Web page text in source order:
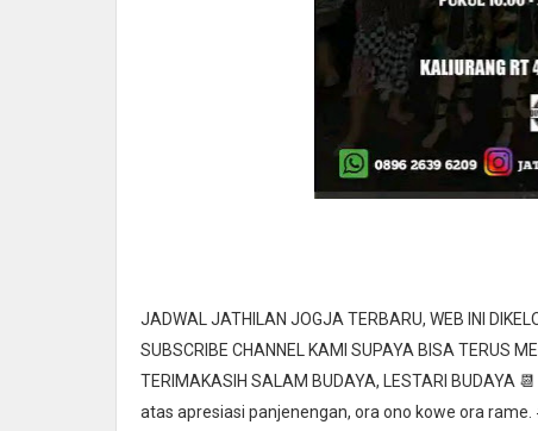
JADWAL JATHILAN JOGJA TERBARU, WEB INI
SUBSCRIBE CHANNEL KAMI SUPAYA BISA TERUS
TERIMAKASIH SALAM BUDAYA, LESTARI
atas apresiasi panjenengan, ora ono kowe ora